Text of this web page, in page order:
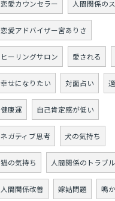
恋愛カウンセラー 人間関係の
恋愛アドバイザー宮ありさ
ヒーリングサロン 愛される
幸せになりたい 対面占い
健康運 自己肯定感が低い
ネガティブ思考 犬の気持ち
猫の気持ち 人間関係のトラブル
人間関係改善 嫁姑問題 鳴